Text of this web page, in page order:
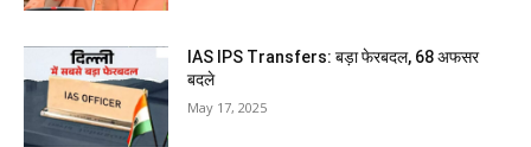
IAS IPS Transfers: बड़ा फेरबदल, 68 अफसर
बदले
May 17, 2025